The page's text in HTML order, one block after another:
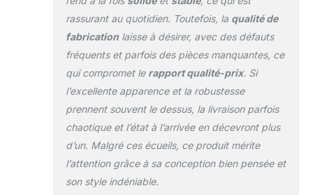
rassurant au quotidien. Toutefois, la qualité de
fabricationlaisse à désirer, avec des défauts
fréquents et parfois des pièces manquantes, ce
qui compromet le rapport qualité-prix. Si
l’excellente apparence et la robustesse
prennent souvent le dessus, la livraison parfois
chaotique et l’état à l’arrivée en décevront plus
d’un. Malgré ces écueils, ce produit mérite
l’attention grâce à sa conception bien pensée et
son style indéniable.